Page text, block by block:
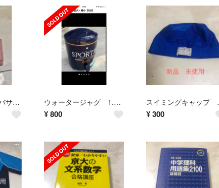
財布 サマンサタバサ コンパクト 小さめ ウォータージャグ 1.8リットル 引取OK
¥800
スイ
¥ 300